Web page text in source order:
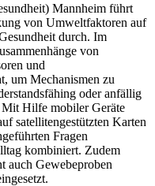
Mannheim führt
von Umweltfaktoren auf
durch. Im
von
und
um Mechanismen zu
oder anfällig
Hilfe mobiler Geräte
satellitengestützten Karten
Fragen
kombiniert. Zudem
auch Gewebeproben